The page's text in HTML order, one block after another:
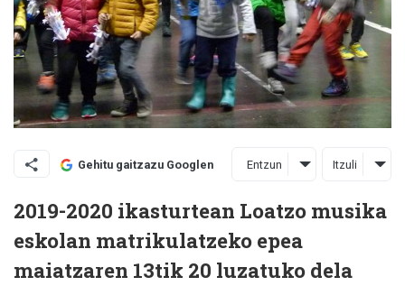
Gehitu gaitzazu Googlen Entzun Itzuli
2019-2020 ikasturtean Loatzo musika
eskolan matrikulatzeko epea
maiatzaren 13tik 20 luzatuko dela